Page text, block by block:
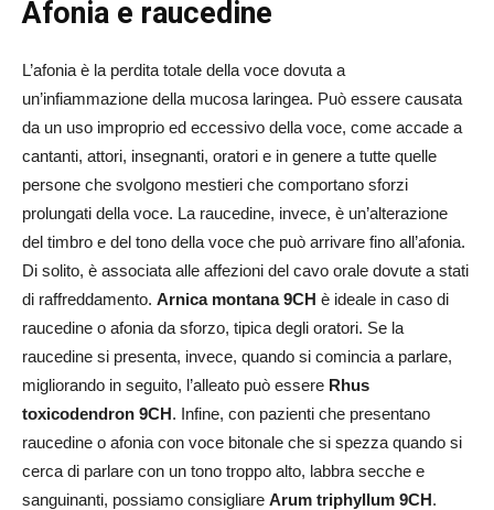
Afonia e raucedine
L’afonia è la perdita totale della voce dovuta a
un’infiammazione della mucosa laringea. Può essere causata
da un uso improprio ed eccessivo della voce, come accade a
cantanti, attori, insegnanti, oratori e in genere a tutte quelle
persone che svolgono mestieri che comportano sforzi
prolungati della voce. La raucedine, invece, è un’alterazione
del timbro e del tono della voce che può arrivare fino all’afonia.
Di solito, è associata alle affezioni del cavo orale dovute a stati
di raffreddamento. Arnica montana 9CH è ideale in caso di
raucedine o afonia da sforzo, tipica degli oratori. Se la
raucedine si presenta, invece, quando si comincia a parlare,
migliorando in seguito, l’alleato può essere Rhus
toxicodendron 9CH. Infine, con pazienti che presentano
raucedine o afonia con voce bitonale che si spezza quando si
cerca di parlare con un tono troppo alto, labbra secche e
sanguinanti, possiamo consigliare Arum triphyllum 9CH.